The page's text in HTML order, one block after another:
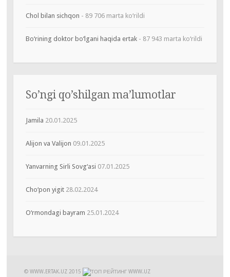
Chol bilan sichqon - 89 706 marta ko‘rildi
Bo‘rining doktor bo‘lgani haqida ertak- 87 943 marta ko‘rildi
So’ngi qo’shilgan ma’lumotlar
Jamila 20.01.2025
Alijon va Valijon 09.01.2025
Yanvarning Sirli Sovg‘asi 07.01.2025
Cho‘pon yigit 28.02.2024
O‘rmondagi bayram 25.01.2024
© WWW.ERTAK.UZ 2015